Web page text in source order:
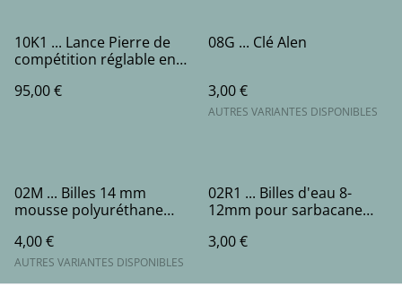
10K1 ... Lance Pierre de
compétition réglable en
bandes)
95,00 €
08G ... Clé Alen
3,00 €
AUTRES VARIANTES DISPONIBLES
02M ... Billes 14 mm
mousse polyuréthane
enfant et cibles fléchettes
connectées
4,00 €
AUTRES VARIANTES DISPONIBLES
02R1 ... Billes d'eau 8-
12mm pour sarbacane
multicolore
3,00 €